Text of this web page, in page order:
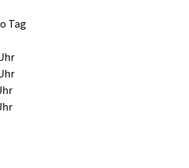
Tag